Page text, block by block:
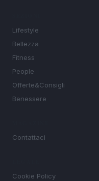
Lifestyle
Bellezza
Fitness
People
Offerte&Consigli
Benessere
Contattaci
Cookie Policy